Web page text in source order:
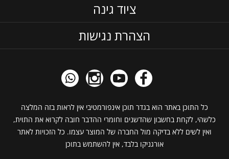
ציוד גינה
הצהרת נגישות
כל התוכן באתר הוא בגדר תוכן אינפורמטיבי אין לראות בזה המלצה
כלשהי, לקחת בחשבון שהדשנים וחומרי ההדבר חובה לקרוא את התוית,
ואין לשים ללא בדיקה מול החברה של המוצר עצמו. כל הזכויות לאתר
אורגניקו בלבד, אין להשתמש בתוכן